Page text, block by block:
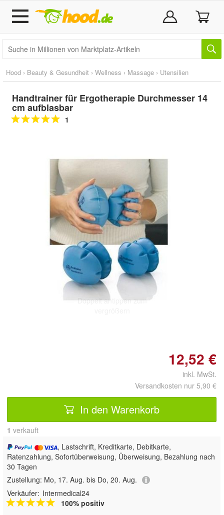
Hood › Beauty & Gesundheit › Wellness › Massage › Utensilien
Handtrainer für Ergotherapie Durchmesser 14
cm aufblasbar
1
Doppelt antippen zum
12,52 €
inkl. MwSt.
Versandkosten nur 5,90 €
In den Warenkorb
1 verkauft
, Lastschrift, Kreditkarte, Debitkarte,
Ratenzahlung, Sofortüberweisung, Überweisung, Bezahlung nach
30 Tagen
Zustellung: Mo, 17. Aug. bis Do, 20. Aug.
Verkäufer: Intermedical24
100% positiv